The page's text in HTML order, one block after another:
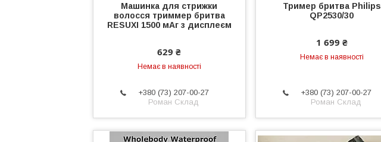
Машинка для стрижки
волосся триммер бритва
RESUXI 1500 мАг з дисплеєм
629 ₴
Немає в наявності
+380 (73) 207-00-27
Роман Склад
Тример бритва Philips
QP2530/30
1 699 ₴
Немає в наявності
+380 (73) 207-00-27
Роман Склад